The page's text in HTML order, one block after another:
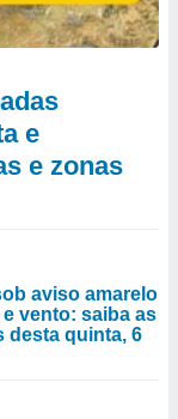
e
e zonas
aviso amarelo
vento: saiba as
desta quinta, 6